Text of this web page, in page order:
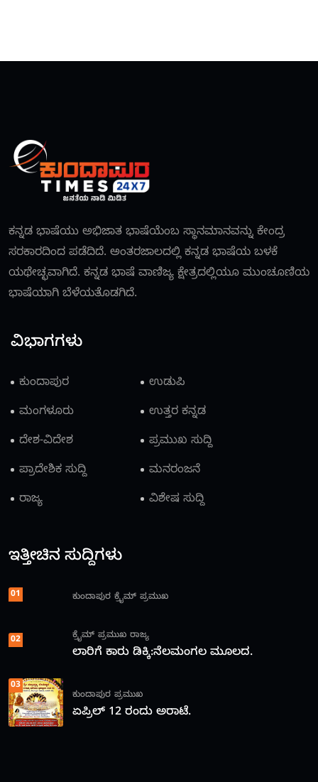
ಕನ್ನಡ ಭಾಷೆಯು ಅಭಿಜಾತ ಭಾಷೆಯೆಂಬ ಸ್ಥಾನಮಾನವನ್ನು ಕೇಂದ್ರ
ಸರಕಾರದಿಂದ ಪಡೆದಿದೆ. ಅಂತರಜಾಲದಲ್ಲಿ ಕನ್ನಡ ಭಾಷೆಯ ಬಳಕೆ
ಯಥೇಚ್ಛವಾಗಿದೆ. ಕನ್ನಡ ಭಾಷೆ ವಾಣಿಜ್ಯ ಕ್ಷೇತ್ರದಲ್ಲಿಯೂ ಮುಂಚೂಣಿಯ
ಭಾಷೆಯಾಗಿ ಬೆಳೆಯತೊಡಗಿದೆ.
ವಿಭಾಗಗಳು
ಕುಂದಾಪುರ
ಉಡುಪಿ
ಮಂಗಳೂರು
ಉತ್ತರ ಕನ್ನಡ
ದೇಶ-ವಿದೇಶ
ಪ್ರಮುಖ ಸುದ್ದಿ
ಪ್ರಾದೇಶಿಕ ಸುದ್ದಿ
ಮನರಂಜನೆ
ರಾಜ್ಯ
ವಿಶೇಷ ಸುದ್ದಿ
ಇತ್ತೀಚಿನ ಸುದ್ದಿಗಳು
01 ಕುಂದಾಪುರ ಕ್ರೈಮ್ ಪ್ರಮುಖ
02 ಕ್ರೈಮ್ ಪ್ರಮುಖ ರಾಜ್ಯ
ಲಾರಿಗೆ ಕಾರು ಡಿಕ್ಕಿ:ನೆಲಮಂಗಲ ಮೂಲದ.
03
ಕುಂದಾಪುರ ಪ್ರಮುಖ
ಏಪ್ರಿಲ್ 12 ರಂದು ಅರಾಟೆ.